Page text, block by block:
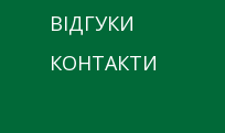
ВІДГУКИ
КОНТАКТИ